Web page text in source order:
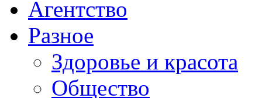
Агентство
Разное
Здоровье и красота
Общество